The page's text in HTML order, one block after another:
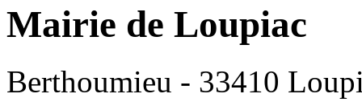
Mairie de Loupiac
Berthoumieu - 33410